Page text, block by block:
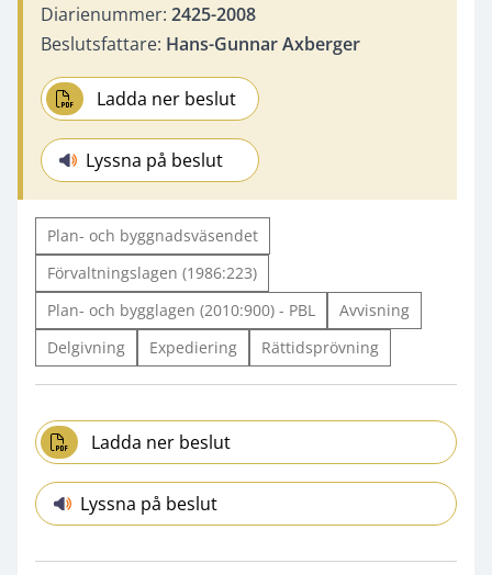
Diarienummer: 2425-2008
Beslutsfattare: Hans-Gunnar Axberger
Ladda ner beslut
Lyssna på beslut
Plan- och byggnadsväsendet
Förvaltningslagen (1986:223)
Plan- och bygglagen (2010:900) - PBL
Avvisning
Delgivning
Expediering Rättidsprövning
Ladda ner beslut
Lyssna på beslut